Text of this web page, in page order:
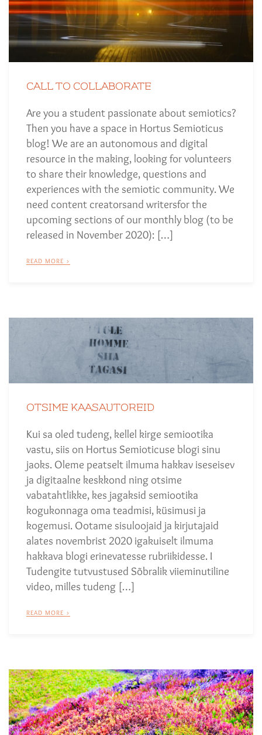
CALL TO COLLABORATE
Are you a student passionate about semiotics?
Then you have a space in Hortus Semioticus
blog! We are an autonomous and digital
resource in the making, looking for volunteers
to share their knowledge, questions and
experiences with the semiotic community. We
need content creatorsand writersfor the
upcoming sections of our monthly blog (to be
released in November 2020): […]
READ MORE >
OTSIME KAASAUTOREID
Kui sa oled tudeng, kellel kirge semiootika
vastu, siis on Hortus Semioticuse blogi sinu
jaoks. Oleme peatselt ilmuma hakkav iseseisev
ja digitaalne keskkond ning otsime
vabatahtlikke, kes jagaksid semiootika
kogukonnaga oma teadmisi, küsimusi ja
kogemusi. Ootame sisuloojaid ja kirjutajaid
alates novembrist 2020 igakuiselt ilmuma
hakkava blogi erinevatesse rubriikidesse. I
Tudengite tutvustused Sõbralik viieminutiline
video, milles tudeng […]
READ MORE >